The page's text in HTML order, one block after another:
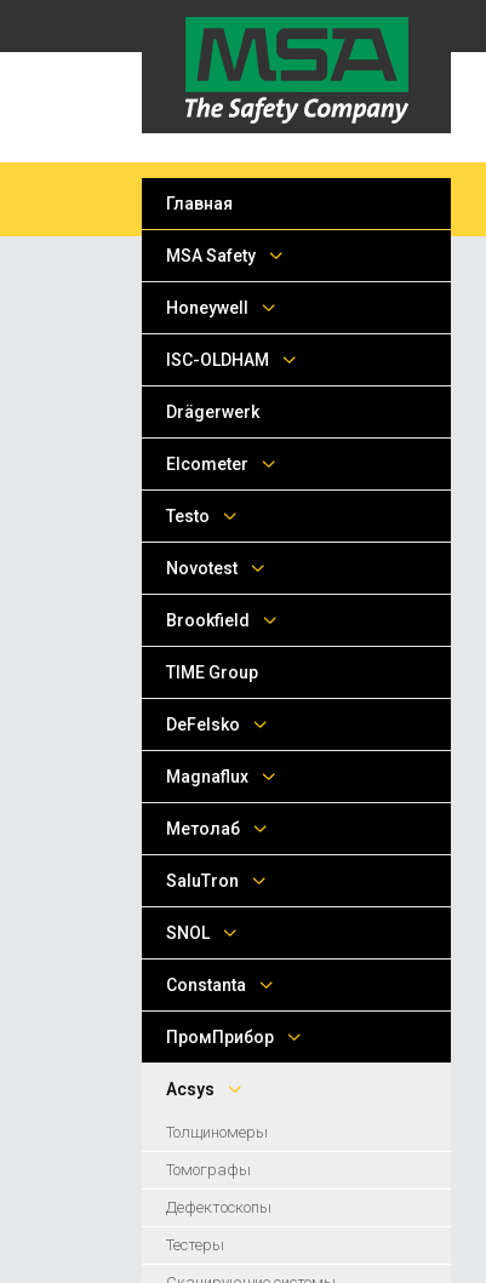
Главная
MSA Safety
Honeywell
ISC-OLDHAM
Drägerwerk
Elcometer
Testo
Novotest
Brookfield
TIME Group
DeFelsko
Magnaflux
Метолаб
SaluTron
SNOL
Сonstanta
ПромПрибор
Acsys
Толщиномеры
Томографы
Дефектоскопы
Тестеры